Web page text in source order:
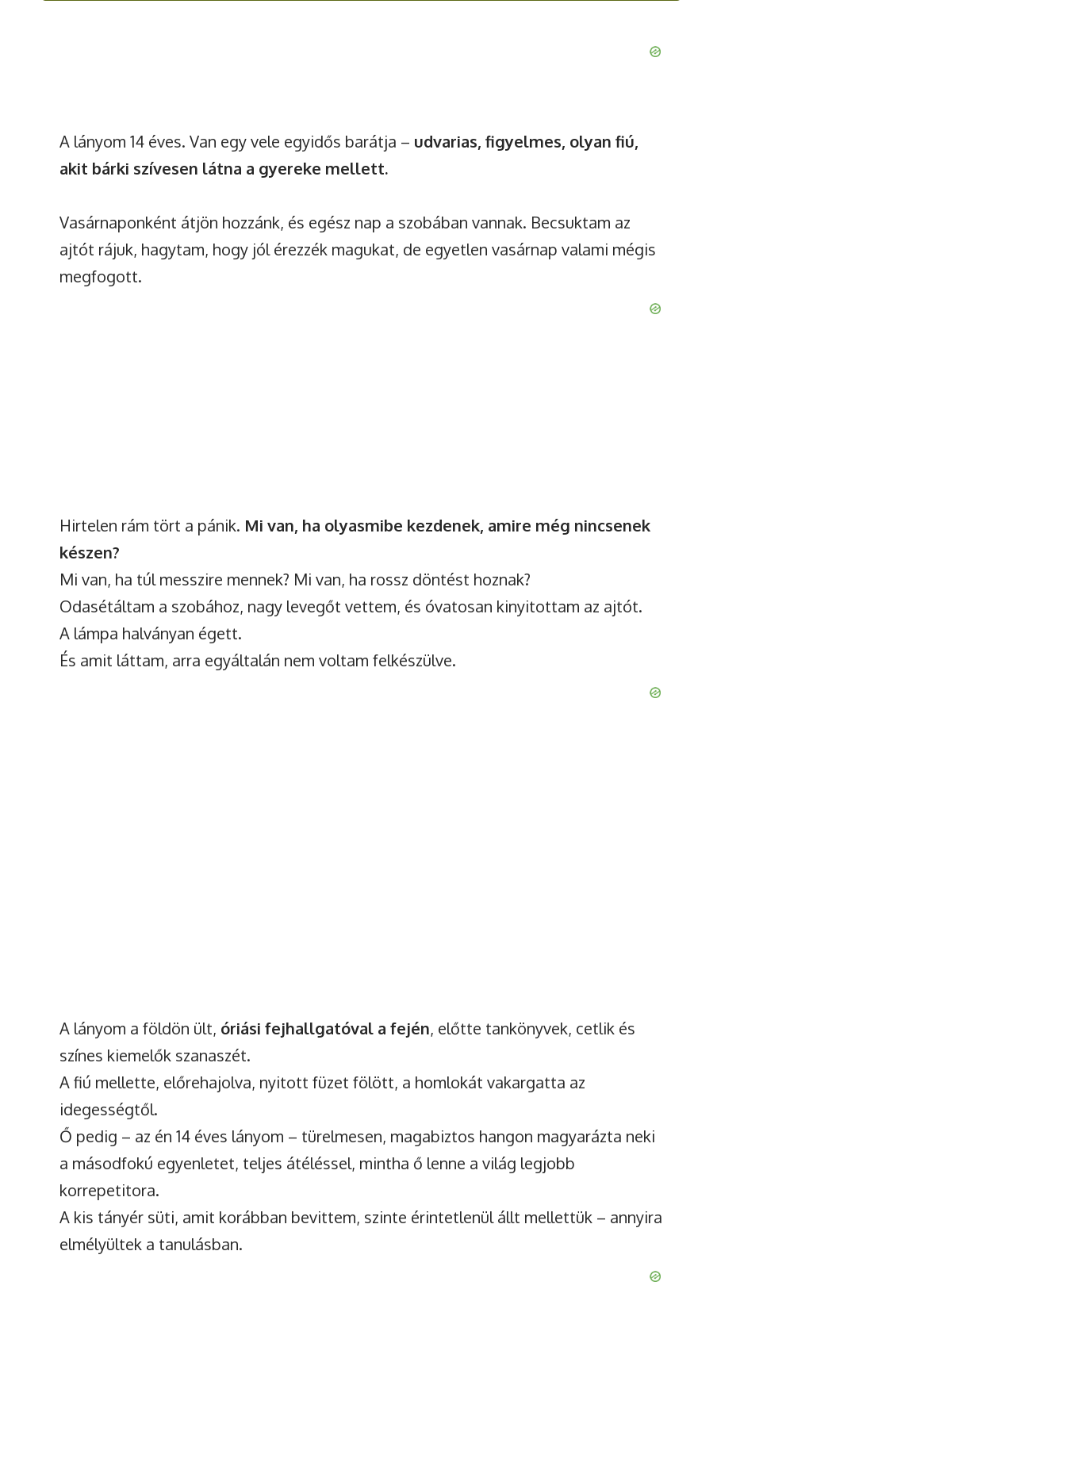
A lányom 14 éves. Van egy vele egyidős barátja – udvarias, figyelmes, olyan fiú,
akit bárki szívesen látna a gyereke mellett.
Vasárnaponként átjön hozzánk, és egész nap a szobában vannak. Becsuktam az
ajtót rájuk, hagytam, hogy jól érezzék magukat, de egyetlen vasárnap valami mégis
megfogott.
Hirtelen rám tört a pánik. Mi van, ha olyasmibe kezdenek, amire még nincsenek
készen?
Mi van, ha túl messzire mennek? Mi van, ha rossz döntést hoznak?
Odasétáltam a szobához, nagy levegőt vettem, és óvatosan kinyitottam az ajtót.
A lámpa halványan égett.
És amit láttam, arra egyáltalán nem voltam felkészülve.
A lányom a földön ült, óriási fejhallgatóval a fején, előtte tankönyvek, cetlik és
színes kiemelők szanaszét.
A fiú mellette, előrehajolva, nyitott füzet fölött, a homlokát vakargatta az
idegességtől.
Ő pedig – az én 14 éves lányom – türelmesen, magabiztos hangon magyarázta neki
a másodfokú egyenletet, teljes átéléssel, mintha ő lenne a világ legjobb
korrepetitora.
A kis tányér süti, amit korábban bevittem, szinte érintetlenül állt mellettük – annyira
elmélyültek a tanulásban.